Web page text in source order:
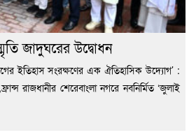
জাদুঘরের উদ্বোধন
ইতিহাস সংরক্ষণের এক ঐতিহাসিক উদ্যোগ’ :
রাজধানীর শেরেবাংলা নগরে নবনির্মিত ‘জুলাই